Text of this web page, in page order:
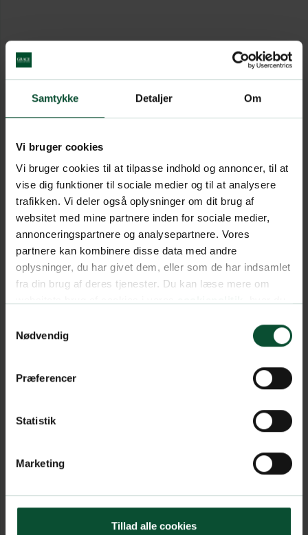
Samtykke Detaljer Om
Vi bruger cookies
Vi bruger cookies til at tilpasse indhold og annoncer, til at
vise dig funktioner til sociale medier og til at analysere
trafikken. Vi deler også oplysninger om dit brug af
websitet med mine partnere inden for sociale medier,
annonceringspartnere og analysepartnere. Vores
partnere kan kombinere disse data med andre
oplysninger, du har givet dem, eller som de har indsamlet
fra din brug af deres tjenester. Du kan læse mere om
Nødvendig
Præferencer
Statistik
Marketing
Tillad alle cookies